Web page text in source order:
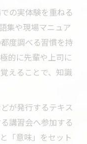
の実体験を重ねる
集や現場マニュア
度調べる習慣を持
的に先輩や上司に
えることで、知識
が発行するテキス
講習会へ参加する
「意味」をセット